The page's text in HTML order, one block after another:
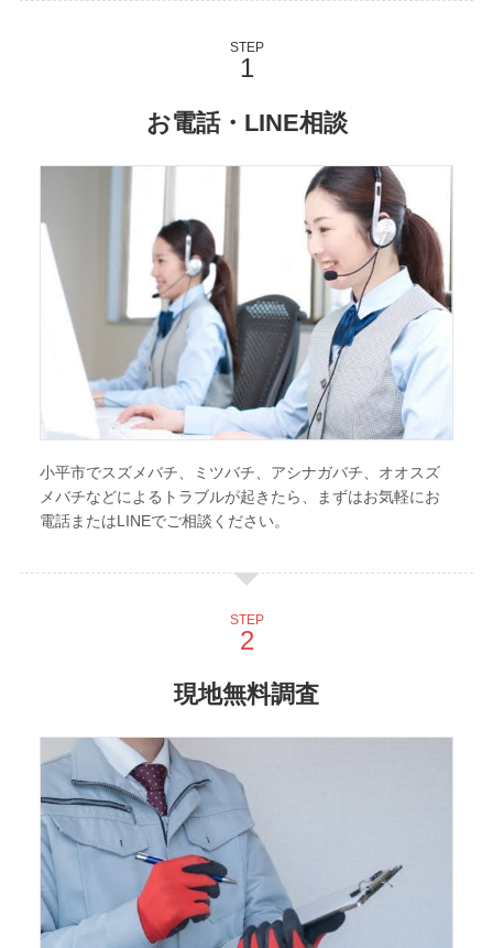
STEP
お電話・LINE相談
小平市でスズメバチ、ミツバチ、アシナガバチ、オオスズ
メバチなどによるトラブルが起きたら、まずはお気軽にお
電話またはLINEでご相談ください。
STEP
現地無料調査